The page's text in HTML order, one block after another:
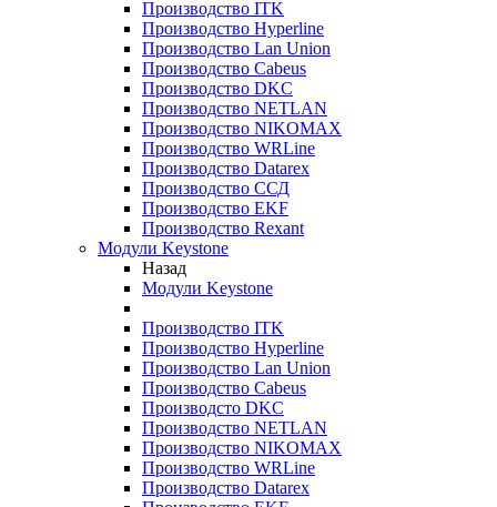
Производство ITK
Производство Hyperline
Производство Lan Union
Производство Cabeus
Производство DKC
Производство NETLAN
Производство NIKOMAX
Производство WRLine
Производство Datarex
Производство ССД
Производство EKF
Производство Rexant
Модули Keystone
Назад
Модули Keystone
Производство ITK
Производство Hyperline
Производство Lan Union
Производство Cabeus
Производсто DKC
Производство NETLAN
Производство NIKOMAX
Производство WRLine
Производство Datarex